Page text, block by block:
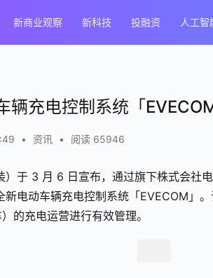
新商业观察 新科技 投融资 人工智
辆充电控制系统「
• 资讯 • 阅读 65946
于 3 月 6 日宣布，通过旗下株式会社
新电动车辆充电控制系统「EVECOM」
的充电运营进行有效管理。